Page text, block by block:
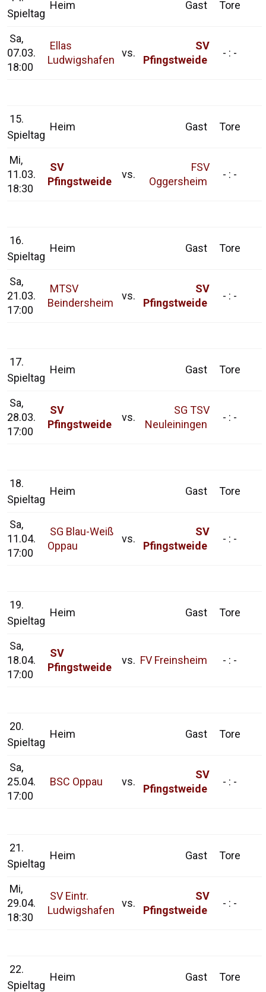
Spieltag
Heim Gast Tore
Sa,
07.03.
18:00
Ellas
Ludwigshafen
vs.
SV
Pfingstweide
- : -
15.
Spieltag
Heim Gast Tore
Mi,
11.03.
18:30
SV
Pfingstweide
vs.
FSV
Oggersheim
- : -
16.
Spieltag
Heim Gast Tore
Sa,
21.03.
17:00
MTSV
Beindersheim
vs.
SV
Pfingstweide
- : -
17.
Spieltag
Heim Gast Tore
Sa,
28.03.
17:00
SV
Pfingstweide
vs.
SG TSV
Neuleiningen
- : -
18.
Spieltag
Heim Gast Tore
Sa,
11.04.
17:00
SG Blau-Weiß
Oppau
vs.
SV
Pfingstweide
- : -
19.
Spieltag
Heim Gast Tore
Sa,
18.04.
17:00
SV
Pfingstweide
vs. FV Freinsheim - : -
20.
Spieltag
Heim Gast Tore
Sa,
25.04.
17:00
BSC Oppau vs.
SV
Pfingstweide
- : -
21.
Spieltag
Heim Gast Tore
Mi,
29.04.
18:30
SV Eintr.
Ludwigshafen
vs.
SV
Pfingstweide
- : -
22.
Spieltag
Heim Gast Tore